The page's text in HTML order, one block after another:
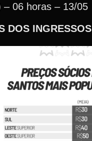
– 06 horas – 13/05
DOS INGRESSOS